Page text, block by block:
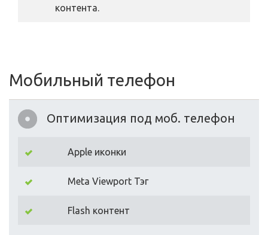
контента.
Мобильный телефон
Оптимизация под моб. телефон
Apple иконки
Meta Viewport Тэг
Flash контент